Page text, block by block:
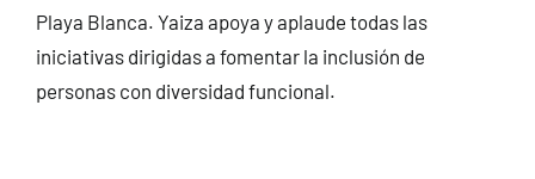
Playa Blanca. Yaiza apoya y aplaude todas las
iniciativas dirigidas a fomentar la inclusión de
personas con diversidad funcional.